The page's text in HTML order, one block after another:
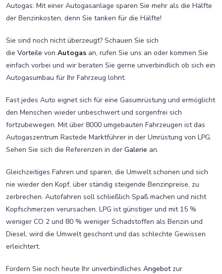
Autogas: Mit einer Autogasanlage sparen Sie mehr als die Hälfte
der Benzinkosten, denn Sie tanken für die Hälfte!
Sie sind noch nicht überzeugt? Schauen Sie sich
die Vorteile von Autogas an, rufen Sie uns an oder kommen Sie
einfach vorbei und wir beraten Sie gerne unverbindlich ob sich ein
Autogasumbau für Ihr Fahrzeug lohnt.
Fast jedes Auto eignet sich für eine Gasumrüstung und ermöglicht
den Menschen wieder unbeschwert und sorgenfrei sich
fortzubewegen. Mit über 8000 umgebauten Fahrzeugen ist das
Autogaszentrum Rastede Marktführer in der Umrüstung von LPG.
Sehen Sie sich die Referenzen in der Galerie an.
Gleichzeitiges Fahren und sparen, die Umwelt schonen und sich
nie wieder den Kopf, über ständig steigende Benzinpreise, zu
zerbrechen. Autofahren soll schließlich Spaß machen und nicht
Kopfschmerzen verursachen. LPG ist günstiger und mit 15 %
weniger CO 2 und 80 % weniger Schadstoffen als Benzin und
Diesel, wird die Umwelt geschont und das schlechte Gewissen
erleichtert.
Fordern Sie noch heute Ihr unverbindliches Angebotzur